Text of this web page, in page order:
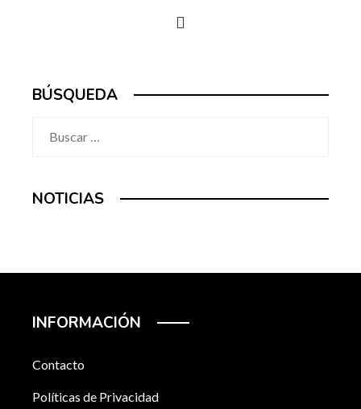
BÚSQUEDA
NOTICIAS
INFORMACIÓN
Contacto
Políticas de Privacidad